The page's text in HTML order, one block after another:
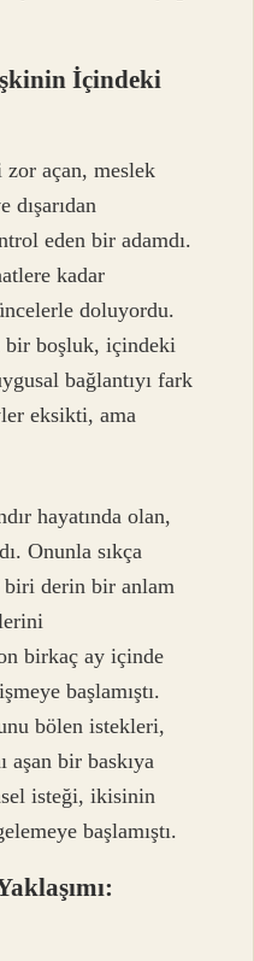
İçindeki
zor açan, meslek
dışarıdan
eden bir adamdı.
kadar
doluyordu.
bir boşluk, içindeki
bağlantıyı fark
eksikti, ama
hayatında olan,
Onunla sıkça
biri derin bir anlam
birkaç ay içinde
başlamıştı.
bölen istekleri,
bir baskıya
isteği, ikisinin
başlamıştı.